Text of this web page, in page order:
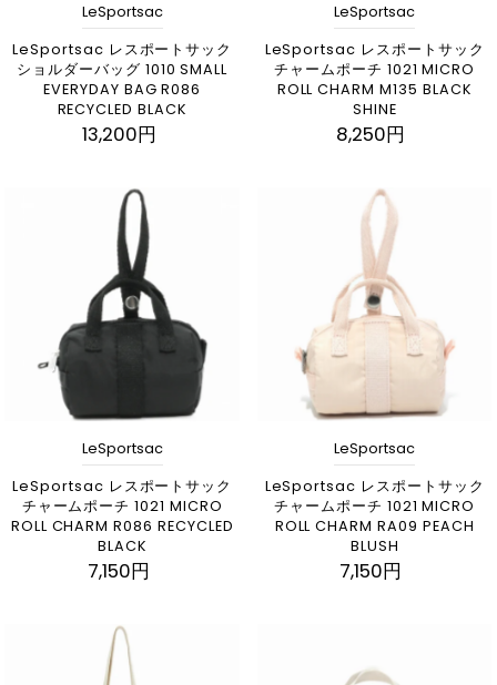
LeSportsac
LeSportsac レスポートサック
ショルダーバッグ 1010 SMALL
EVERYDAY BAG R086
RECYCLED BLACK
13,200円
LeSportsac
LeSportsac レスポートサック
チャームポーチ 1021 MICRO
ROLL CHARM M135 BLACK
SHINE
8,250円
LeSportsac
LeSportsac レスポートサック
チャームポーチ 1021 MICRO
ROLL CHARM R086 RECYCLED
BLACK
7,150円
LeSportsac
LeSportsac レスポートサック
チャームポーチ 1021 MICRO
ROLL CHARM RA09 PEACH
BLUSH
7,150円